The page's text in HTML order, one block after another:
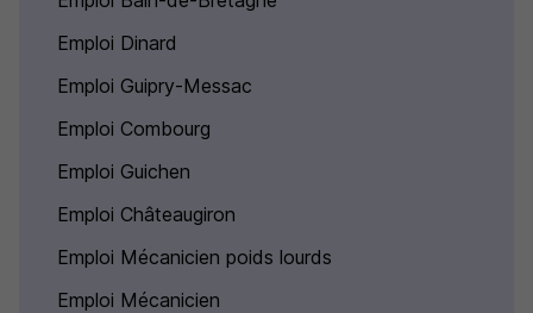
Emploi Dinard
Emploi Guipry-Messac
Emploi Combourg
Emploi Guichen
Emploi Châteaugiron
Emploi Mécanicien poids lourds
Emploi Mécanicien